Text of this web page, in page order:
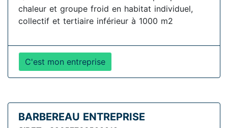
chaleur et groupe froid en habitat individuel,
collectif et tertiaire inférieur à 1000 m2
C'est mon entreprise
BARBEREAU ENTREPRISE